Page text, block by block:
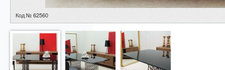
Код № 62560